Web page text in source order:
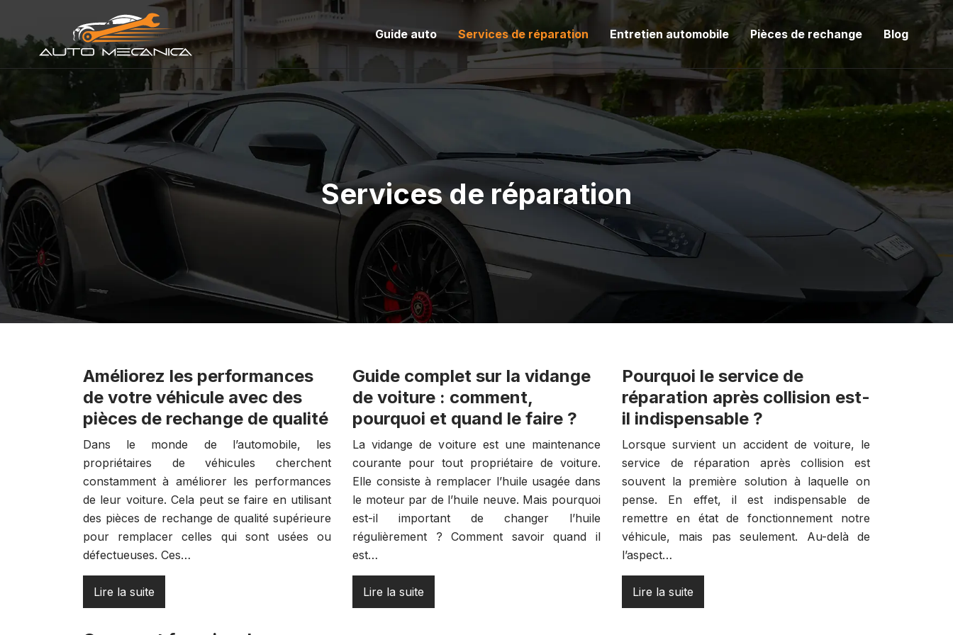
Guide auto Services de réparation Entretien automobile Pièces de rechange Blog
Services de réparation
Améliorez les performances
de votre véhicule avec des
pièces de rechange de qualité
Dans le monde de l’automobile, les
propriétaires de véhicules cherchent
constamment à améliorer les performances
de leur voiture. Cela peut se faire en utilisant
des pièces de rechange de qualité supérieure
pour remplacer celles qui sont usées ou
défectueuses. Ces…
Lire la suite
Guide complet sur la vidange
de voiture : comment,
pourquoi et quand le faire ?
La vidange de voiture est une maintenance
courante pour tout propriétaire de voiture.
Elle consiste à remplacer l’huile usagée dans
le moteur par de l’huile neuve. Mais pourquoi
est-il important de changer l’huile
régulièrement ? Comment savoir quand il
est…
Lire la suite
Pourquoi le service de
réparation après collision est-
il indispensable ?
Lorsque survient un accident de voiture, le
service de réparation après collision est
souvent la première solution à laquelle on
pense. En effet, il est indispensable de
remettre en état de fonctionnement notre
véhicule, mais pas seulement. Au-delà de
l’aspect…
Lire la suite